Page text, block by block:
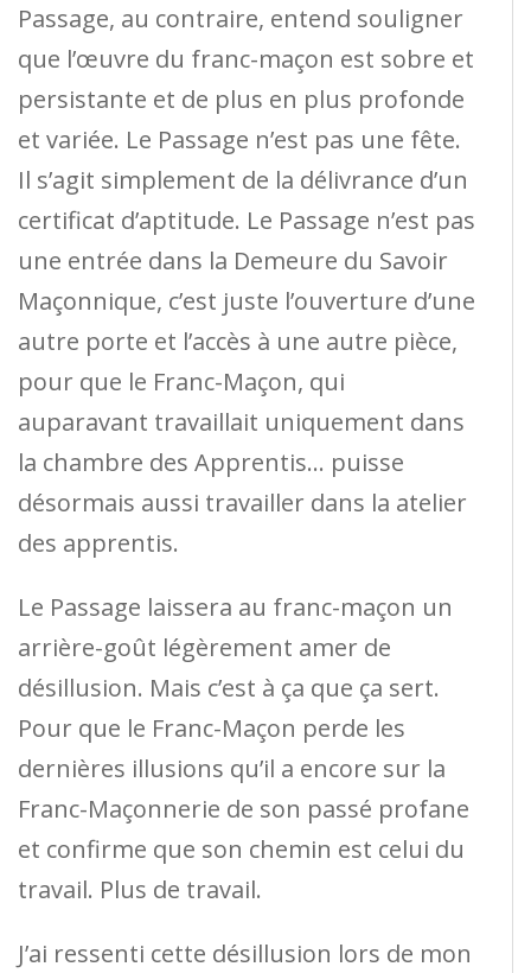
Passage, au contraire, entend souligner
que l’œuvre du franc-maçon est sobre et
persistante et de plus en plus profonde
et variée. Le Passage n’est pas une fête.
Il s’agit simplement de la délivrance d’un
certificat d’aptitude. Le Passage n’est pas
une entrée dans la Demeure du Savoir
Maçonnique, c’est juste l’ouverture d’une
autre porte et l’accès à une autre pièce,
pour que le Franc-Maçon, qui
auparavant travaillait uniquement dans
la chambre des Apprentis… puisse
désormais aussi travailler dans la atelier
des apprentis.
Le Passage laissera au franc-maçon un
arrière-goût légèrement amer de
désillusion. Mais c’est à ça que ça sert.
Pour que le Franc-Maçon perde les
dernières illusions qu’il a encore sur la
Franc-Maçonnerie de son passé profane
et confirme que son chemin est celui du
travail. Plus de travail.
J’ai ressenti cette désillusion lors de mon